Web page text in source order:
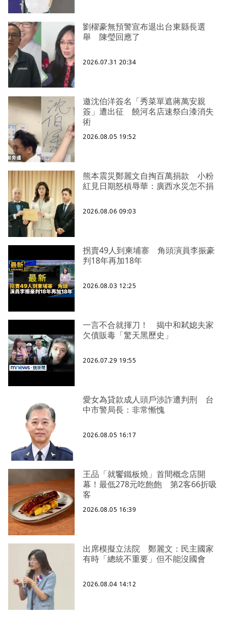
劉櫂豪無預警宣布退出台東縣長選
舉 陳瑩回應了
2026.07.31 20:34
邀沈伯洋簽名「秀菜單遮蔣萬安親
簽」遭出征 饒河名店速祭白漆消失
術
2026.08.05 19:52
熊本震災鄭麗文自掏百萬捐款 小粉
紅見日期怒槓辱華：廣西水災怎不捐
2026.08.06 09:03
拐賣49人到柬埔寨 角頭演員李振豪
判18年再加18年
2026.08.03 12:25
一言不合就揮刀！ 揭中和弒媳夫家
欠債販毒「驚天黑歷史」
2026.07.29 19:55
愛女為貸款成人頭戶涉詐遭判刑 台
中市警局長：非常慚愧
2026.08.05 16:17
王品「就饗鐵板燒」首間概念店開
幕！最低278元吃飽飽 第2客66折吸
客
2026.08.05 16:39
出席模擬立法院 鄭麗文：民主國家
有時「總統不重要」但不能沒國會
2026.08.04 14:12